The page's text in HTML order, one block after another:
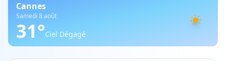
Cannes
Samedi 8 août
31°Ciel Dégagé